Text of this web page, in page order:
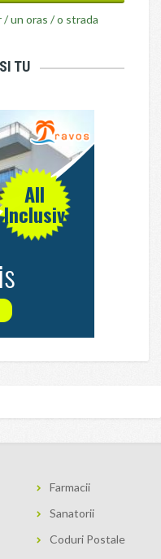
un oras / o strada
TU
Farmacii
Sanatorii
Coduri Postale